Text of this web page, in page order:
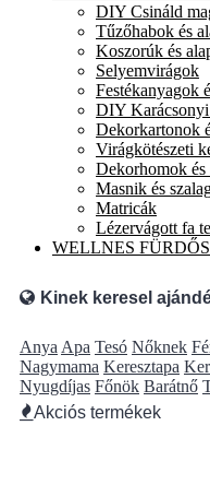
DIY Csináld
Tűzőhabok és
Koszorúk és
Selyemvirágok
Festékanyagok
DIY
Dekorkartonok
Virágkötészeti
Dekorhomok és
Masnik és
Matricák
Lézervágott fa
WELLNES
Kinek keresel
Anya Apa Tesó Nőknek
Nagymama Keresztapa
Nyugdíjas Főnök Barátnő
Akciós termékek